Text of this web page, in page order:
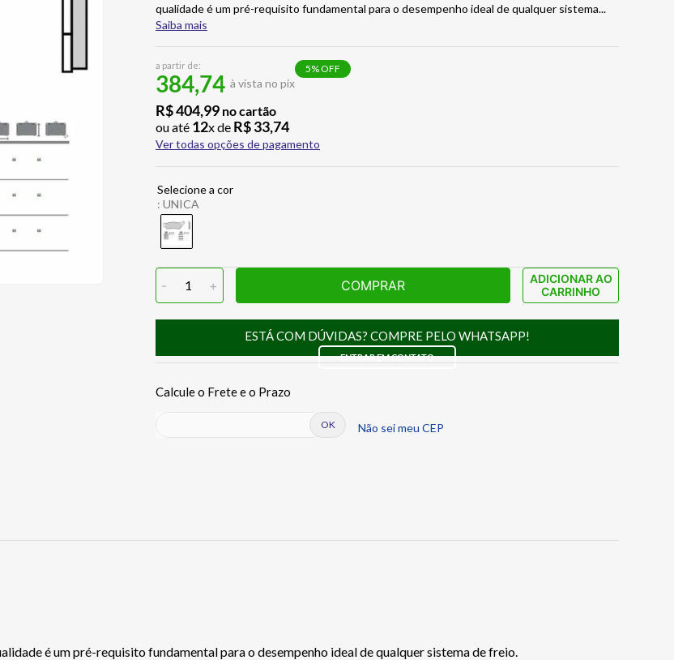
qualidade é um pré-requisito fundamental para o desempenho ideal de qualquer sistema...
Saiba mais
a partir de:
384,74 à vista no pix
5% OFF
R$404,99 no cartão
ou até 12x de R$33,74
Ver todas opções de pagamento
: UNICA
- 1 + COMPRAR
ADICIONAR AO
CARRINHO
ESTÁ COM DÚVIDAS? COMPRE PELO WHATSAPP!
ENTRAR EM CONTATO
Não sei meu CEP
é um pré-requisito fundamental para o desempenho ideal de qualquer sistema de freio.